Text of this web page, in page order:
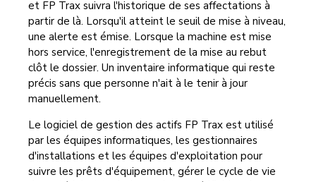
et FP Trax suivra l'historique de ses affectations à
partir de là. Lorsqu'il atteint le seuil de mise à niveau,
une alerte est émise. Lorsque la machine est mise
hors service, l'enregistrement de la mise au rebut
clôt le dossier. Un inventaire informatique qui reste
précis sans que personne n'ait à le tenir à jour
manuellement.
Le logiciel de gestion des actifs FP Trax est utilisé
par les équipes informatiques, les gestionnaires
d'installations et les équipes d'exploitation pour
suivre les prêts d'équipement, gérer le cycle de vie